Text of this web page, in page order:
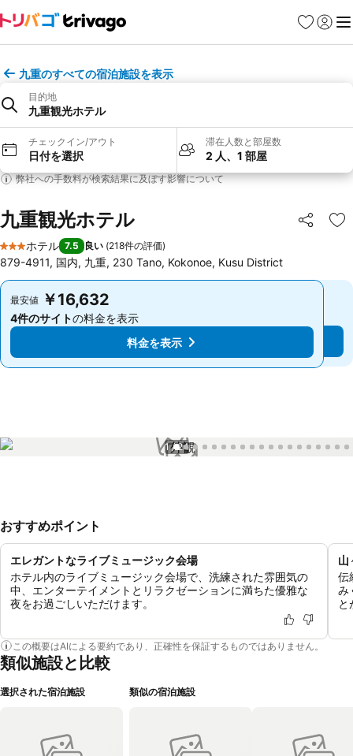
お気に入り
ログイ
メ
九重のすべての宿泊施設を表示
目的地
九重観光ホテル
チェックイン/アウト
日付を選択
滞在人数と部屋数
2 人、1 部屋
弊社への手数料が検索結果に及ぼす影響について
九重観光ホテル シェア
お
3 ホテルのランク
ホテル 7.5 良い (218件の評価)
879-4911, 国内, 九重, 230 Tano, Kokonoe, Kusu District
最安値 ￥16,632
4件のサイトの料金を表示
料金を表示
最安値 ￥16,632
4件のサイトの料金を表示
料金を表示
1 / 24
おすすめポイント
エレガントなライブミュージック会場
ホテル内のライブミュージック会場で、洗練された雰囲気の
中、エンターテイメントとリラクゼーションに満ちた優雅な
夜をお過ごしいただけます。
山
伝
み
と
この概要はAIによる要約であり、正確性を保証するものではありません。
類似施設と比較
選択された宿泊施設 類似の宿泊施設